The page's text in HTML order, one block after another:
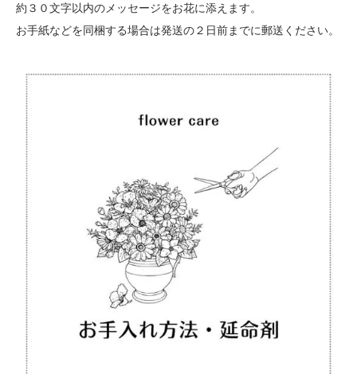
約３０文字以内のメッセージをお花に添えます。
お手紙などを同梱する場合は発送の２日前までに郵送ください。